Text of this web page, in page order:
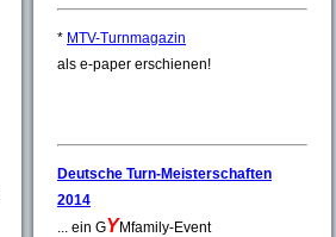
* MTV-Turnmagazin
als e-paper erschienen!
Deutsche Turn-Meisterschaften
2014
... ein GYMfamily-Event